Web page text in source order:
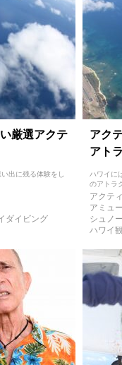
厳選アクテ
出に残る体験をし
ダイビング
アク
アト
ハワイに
のアトラ
アクテ
アミュ
シュノ
ハワイ